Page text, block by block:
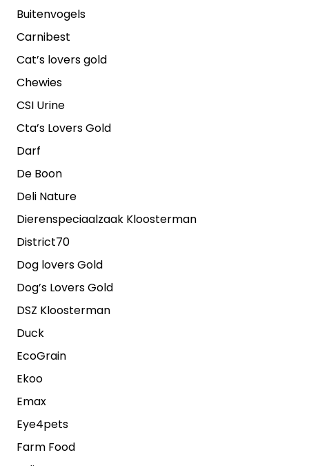
Buitenvogels
Carnibest
Cat’s lovers gold
Chewies
CSI Urine
Cta’s Lovers Gold
Darf
De Boon
Deli Nature
Dierenspeciaalzaak Kloosterman
District70
Dog lovers Gold
Dog’s Lovers Gold
DSZ Kloosterman
Duck
EcoGrain
Ekoo
Emax
Eye4pets
Farm Food